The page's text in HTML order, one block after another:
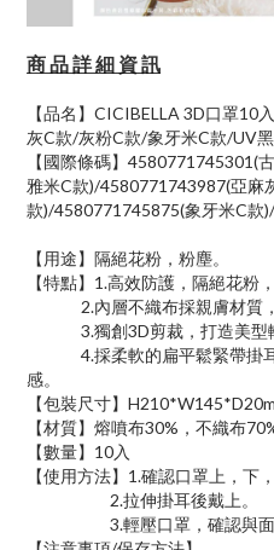
商 品 詳 細 資 訊
【品名】CICIBELLA 3D口罩10
灰C款/灰粉C款/象牙米C款/UV
【國際條碼】4580771745301(
雅米C款)/4580771743987(亞麻
款)/4580771745875(象牙米C款
【用途】隔絕花粉，粉塵。
【特點】1.高效防護，隔絕花粉，
2.內層不織布採親膚材質，
3.獨創3D剪裁，打造美型輪
4.採柔軟的扁平鬆緊帶掛耳
感。
【包裝尺寸】
【材質】熔噴布30%，不織布
【數量】10入
【使用方法】1.確認口罩上，下
2.拉伸掛耳後戴上。
3.輕壓口罩，確認與面部